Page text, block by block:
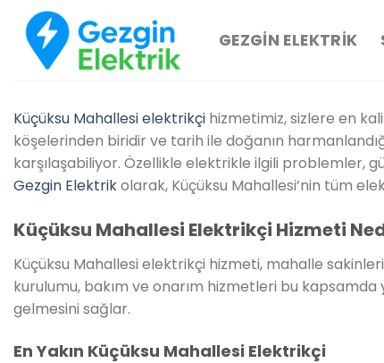
İçeriğe
atla
GEZGIN ELEKTRIK
Küçüksu Mahallesi elektrikçi hizmetimiz, sizlere en
köşelerinden biridir ve tarih ile doğanın
karşılaşabiliyor. Özellikle elektrikle ilgili problemler,
Gezgin Elektrikolarak, Küçüksu Mahallesi’nin tüm
Küçüksu Mahallesi Elektrikçi Hizmeti
Küçüksu Mahallesi elektrikçi hizmeti, mahalle
kurulumu, bakım ve onarım hizmetleri bu
gelmesini sağlar.
En Yakın Küçüksu Mahallesi Elektrikçi